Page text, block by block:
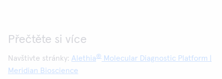
Přečtěte si více
Navštivte stránky: Alethia®
Molecular Diagnostic Platform |
Meridian Bioscience